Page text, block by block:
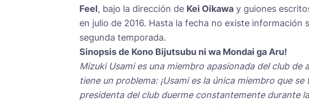
Feel, bajo la dirección de Kei Oikawa y guiones
en julio de 2016. Hasta la fecha no existe información
segunda temporada.
Sinopsis de Kono Bijutsubu ni wa Mondai ga Aru!
Mizuki Usami es una miembro apasionada del club de
tiene un problema: ¡Usami es la única miembro que
presidenta del club duerme constantemente durante